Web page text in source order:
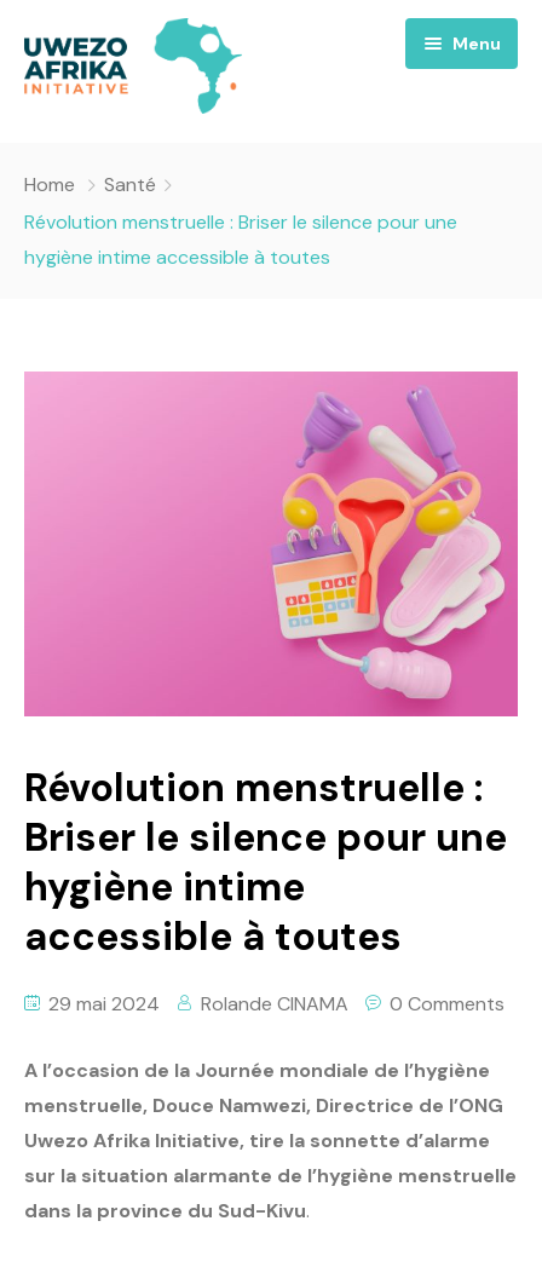
Menu
Nous
A propos
Projets
Home
Santé
Révolution menstruelle : Briser le silence pour une
hygiène intime accessible à toutes
Révolution menstruelle :
Briser le silence pour une
hygiène intime
accessible à toutes
29 mai 2024 Rolande CINAMA 0 Comments
A l’occasion de la Journée mondiale de l’hygiène
menstruelle, Douce Namwezi, Directrice de l’ONG
Uwezo Afrika Initiative, tire la sonnette d’alarme
sur la situation alarmante de l’hygiène menstruelle
dans la province du Sud-Kivu.